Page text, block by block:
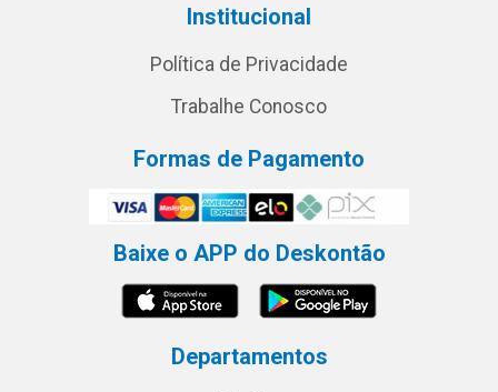
Institucional
Política de Privacidade
Trabalhe Conosco
Formas de Pagamento
Baixe o APP do Deskontão
Departamentos